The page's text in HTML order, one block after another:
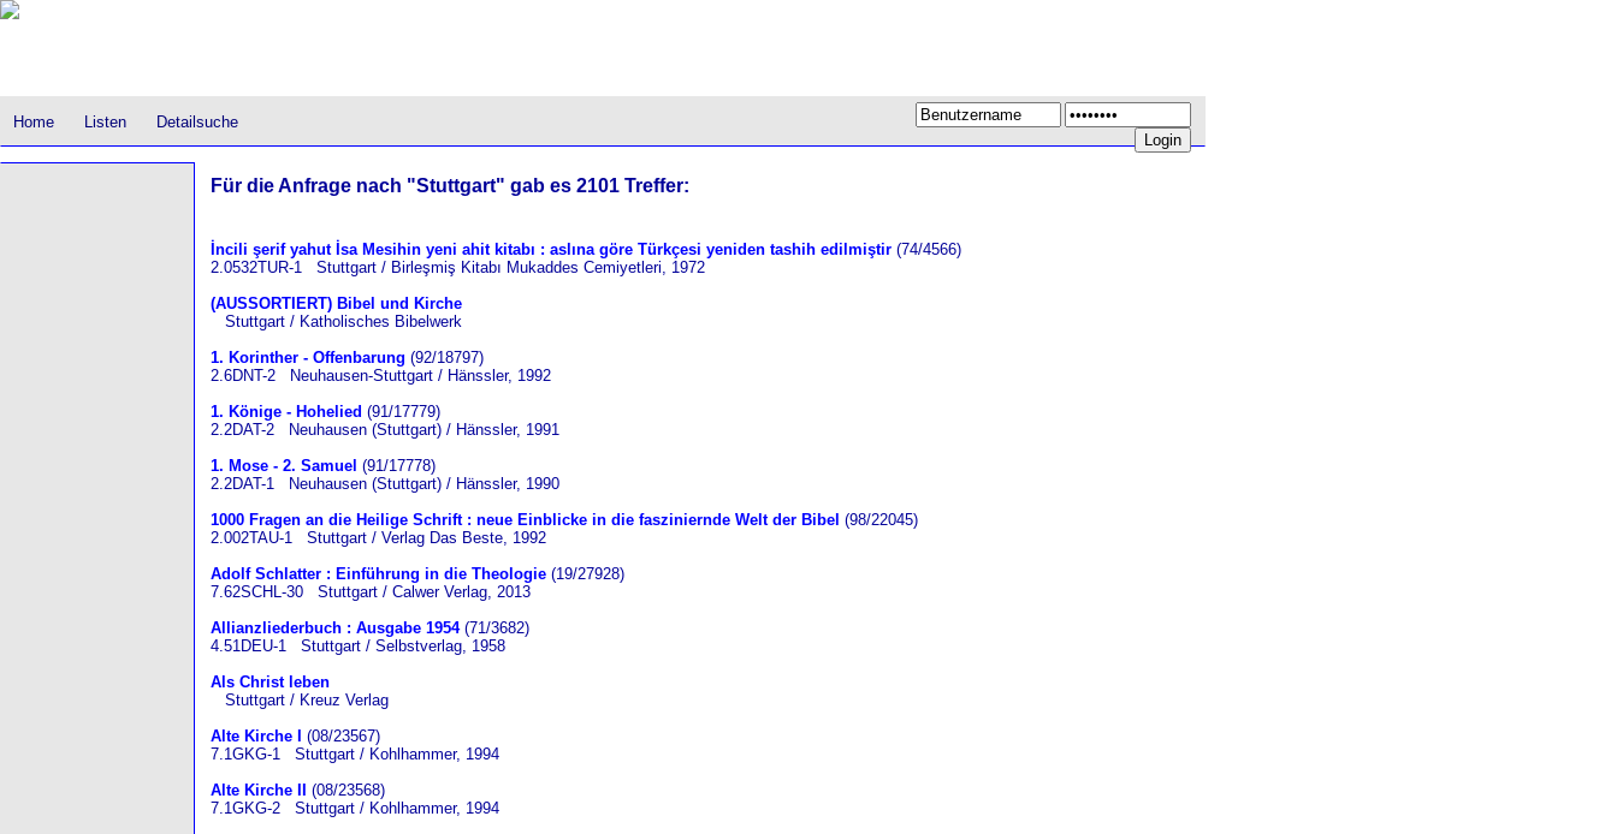
Home Listen Detailsuche
Für die Anfrage nach "Stuttgart" gab es 2101 Treffer:
İncili şerif yahut İsa Mesihin yeni ahit kitabı : aslına göre Türkçesi yeniden tashih edilmiştir (74/4566)
2.0532TUR-1 Stuttgart / Birleşmiş Kitabı Mukaddes Cemiyetleri, 1972
(AUSSORTIERT) Bibel und Kirche
Stuttgart / Katholisches Bibelwerk
1. Korinther - Offenbarung (92/18797)
2.6DNT-2 Neuhausen-Stuttgart / Hänssler, 1992
1. Könige - Hohelied (91/17779)
2.2DAT-2 Neuhausen (Stuttgart) / Hänssler, 1991
1. Mose - 2. Samuel (91/17778)
2.2DAT-1 Neuhausen (Stuttgart) / Hänssler, 1990
1000 Fragen an die Heilige Schrift : neue Einblicke in die fasziniernde Welt der Bibel (98/22045)
2.002TAU-1 Stuttgart / Verlag Das Beste, 1992
Adolf Schlatter : Einführung in die Theologie (19/27928)
7.62SCHL-30 Stuttgart / Calwer Verlag, 2013
Allianzliederbuch : Ausgabe 1954(71/3682)
4.51DEU-1 Stuttgart / Selbstverlag, 1958
Als Christ leben
Stuttgart / Kreuz Verlag
Alte Kirche I
(08/23567)
7.1GKG-1 Stuttgart / Kohlhammer, 1994
Alte Kirche II
(08/23568)
7.1GKG-2 Stuttgart / Kohlhammer, 1994